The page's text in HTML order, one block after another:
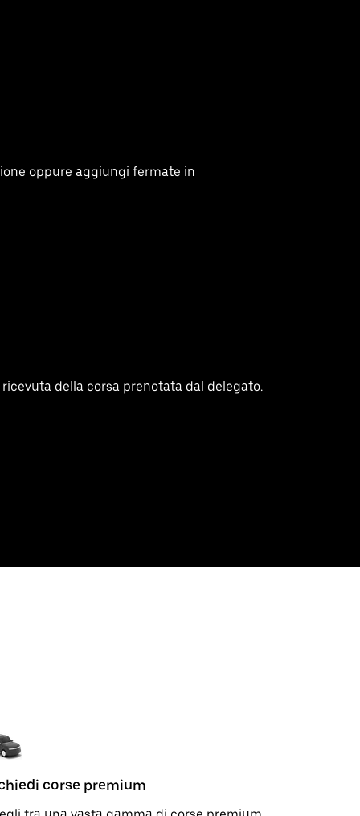
oppure aggiungi fermate in
della corsa prenotata dal delegato.
corse premium